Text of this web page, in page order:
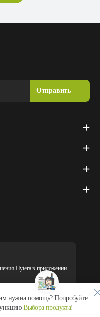
Hytera в приложении.
Limited All Rights Reserved
нужна помощь? Попробуйте
Выбора продукта!